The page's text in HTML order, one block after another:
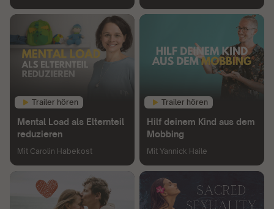
Trailer hören
Mental Load als Elternteil
reduzieren
Mit Carolin Habekost
Trailer hören
Hilf deinem Kind aus dem
Mobbing
Mit Yannick Haile